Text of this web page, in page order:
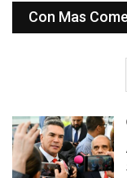
Con Mas